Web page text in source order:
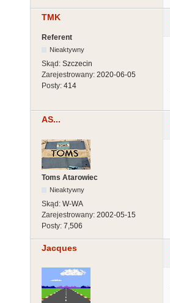
TMK
Referent
Nieaktywny
Skąd: Szczecin
Zarejestrowany: 2020-06-05
Posty: 414
AS...
Toms Atarowiec
Nieaktywny
Skąd: W-WA
Zarejestrowany: 2002-05-15
Posty: 7,506
Jacques